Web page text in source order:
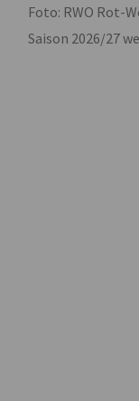
Foto: RWO Rot-
Saison 2026/27